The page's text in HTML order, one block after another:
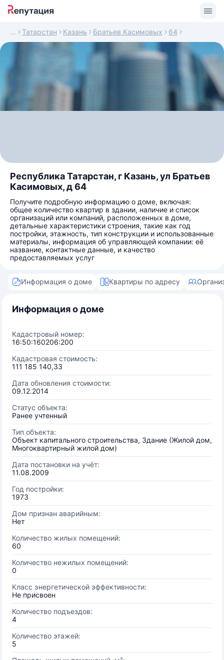
Татарстан Казань Братьев Касимовых 64
Республика Татарстан, г Казань, ул Братьев
Касимовых, д 64
Получите подробную информацию о доме, включая:
общее количество квартир в здании, наличие и список
организаций или компаний, расположенных в доме,
детальные характеристики строения, такие как год
постройки, этажность, тип конструкции и использованные
материалы, информация об управляющей компании: её
название, контактные данные, и качество
предоставляемых услуг
Информация о доме Квартиры по адресу
Информация о доме
Кадастровый номер:
16:50:160206:200
Кадастровая стоимость:
111 185 140,33
Дата обновления стоимости:
09.12.2014
Статус объекта:
Ранее учтенный
Тип объекта:
Объект капитального строительства, Здание (Жилой дом,
Многоквартирный жилой дом)
Дата постановки на учёт:
11.08.2009
Год постройки:
1973
Дом признан аварийным:
Нет
Количество жилых помещений:
60
Количество нежилых помещений:
0
Класс энергетической эффективности:
Не присвоен
Количество подъездов:
4
Количество этажей:
5